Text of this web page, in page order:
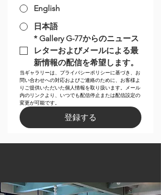
English
日本語
* Gallery G-77からのニュース
レターおよびメールによる最
新情報の配信を希望します。
当ギャラリーは、プライバシーポリシーに基づき、お
問い合わせへの対応およびご連絡のために、お客様よ
りご提供いただいた個人情報を取り扱います。メール
内のリンクより、いつでも配信停止または配信設定の
変更が可能です。
登録する